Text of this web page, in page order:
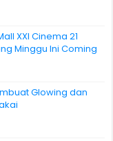
XXI Cinema 21
Minggu Ini Coming
Glowing dan